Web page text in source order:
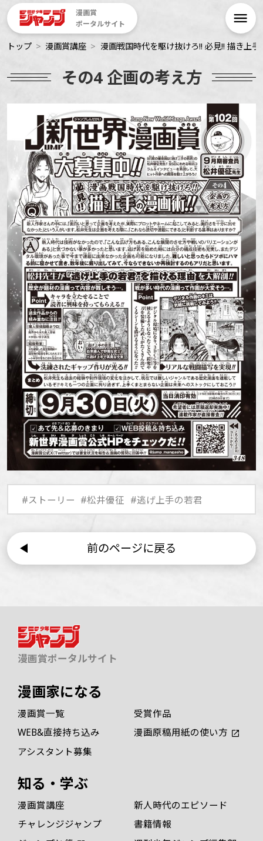
漫画賞
ポータルサイト
トップ 漫画賞講座 漫画戦国時代を駆け抜けろ!! 必見!! 描き上手
その4 企画の考え方
#ストーリー #松井優征 #逃げ上手の若君
前のページに戻る
漫画賞ポータルサイト
漫画家になる
漫画賞一覧
受賞作品
WEB&直接持ち込み
漫画原稿用紙の使い方
アシスタント募集
知る・学ぶ
漫画賞講座
新人時代のエピソード
チャレンジジャンプ
書籍情報